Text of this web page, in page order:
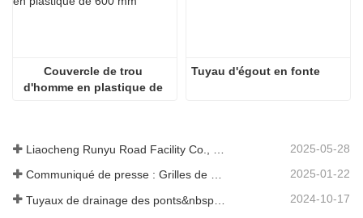
Couvercle de trou
d'homme en plastique de
Tuyau d'égout en fonte
2025-05-28
Communiqué de presse : Grilles de drainage innovantes à haute résistance – Améliorer la sécurité et l'efficacité des infrastructures urbaines 2025-01-22
2024-10-17